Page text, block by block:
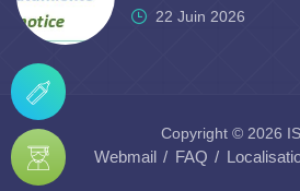
22 Juin 2026
Copyright © 2026
Webmail FAQ